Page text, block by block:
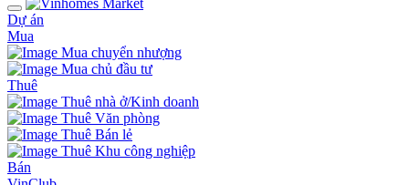
Dự án
Mua
Mua chuyển nhượng
Mua chủ đầu tư
Thuê
Thuê nhà ở/Kinh doanh
Thuê Văn phòng
Thuê Bán lẻ
Thuê Khu công nghiệp
Bán